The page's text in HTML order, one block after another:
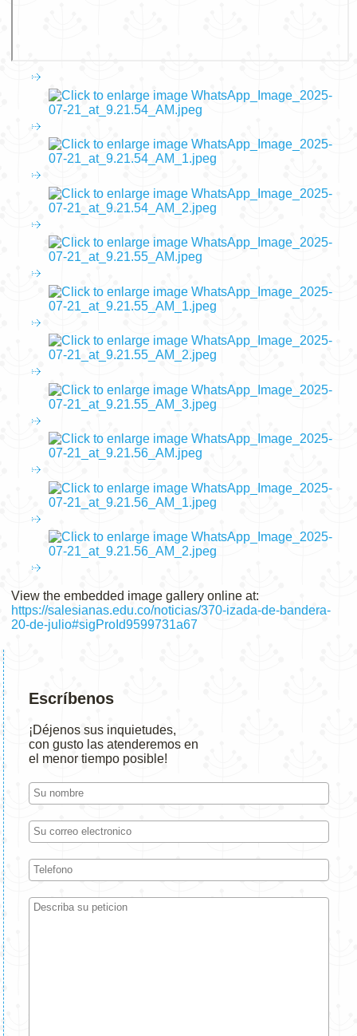
View the embedded image gallery online at:
https://salesianas.edu.co/noticias/370-izada-de-bandera-
20-de-julio#sigProId9599731a67
Escríbenos
¡Déjenos sus inquietudes,
con gusto las atenderemos en
el menor tiempo posible!